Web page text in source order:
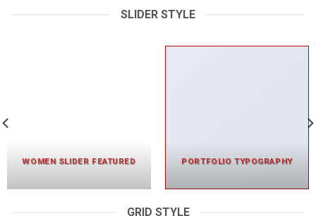
SLIDER STYLE
WOMEN SLIDER FEATURED PORTFOLIO TYPOGRAPHY
GRID STYLE